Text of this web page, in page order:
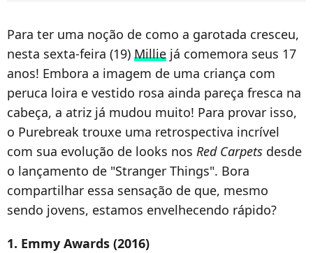
Para ter uma noção de como a garotada cresceu,
nesta sexta-feira (19) Millie já comemora seus 17
anos! Embora a imagem de uma criança com
peruca loira e vestido rosa ainda pareça fresca na
cabeça, a atriz já mudou muito! Para provar isso,
o Purebreak trouxe uma retrospectiva incrível
com sua evolução de looks nos Red Carpets desde
o lançamento de "Stranger Things". Bora
compartilhar essa sensação de que, mesmo
sendo jovens, estamos envelhecendo rápido?
1. Emmy Awards (2016)